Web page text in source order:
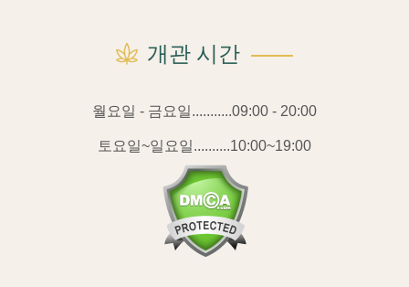
개관 시간
월요일 - 금요일...........09:00 - 20:00
토요일~일요일..........10:00~19:00